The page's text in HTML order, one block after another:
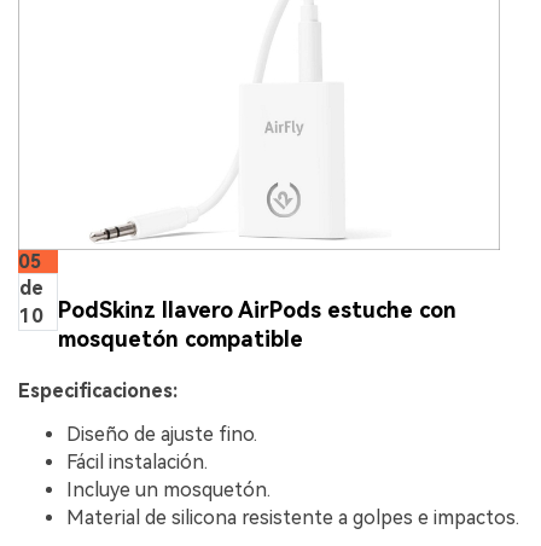
05
de
10
PodSkinz llavero AirPods estuche con
mosquetón compatible
Especificaciones:
Diseño de ajuste fino.
Fácil instalación.
Incluye un mosquetón.
Material de silicona resistente a golpes e impactos.